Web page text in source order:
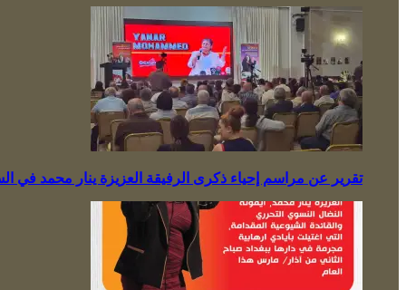
تقرير عن مراسم إحياء ذكرى الرفيقة العزيزة ينار محمد في